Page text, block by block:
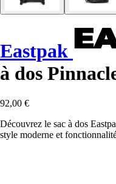
Eastpak
à dos
92,00 €
Découvrez le sac à dos
style moderne et